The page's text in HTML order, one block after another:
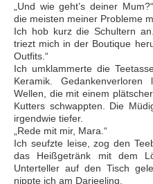
„Und wie geht’s deiner
die meisten meiner Probleme
Ich hob kurz die Schultern
triezt mich in der Boutique
Outfits.“
Ich umklammerte die
Keramik.
Wellen, die mit einem
Kutters schwappten. Die
irgendwie tiefer.
„Rede mit mir, Mara.“
Ich seufzte leise, zog den
das Heißgetränk mit dem
Unterteller auf den Tisch
nippte ich am Darjeeling.